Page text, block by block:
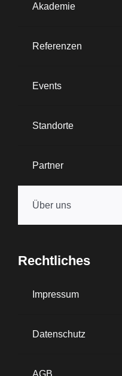
Akademie
Referenzen
Events
Standorte
Partner
Über uns
Rechtliches
Impressum
Datenschutz
AGB